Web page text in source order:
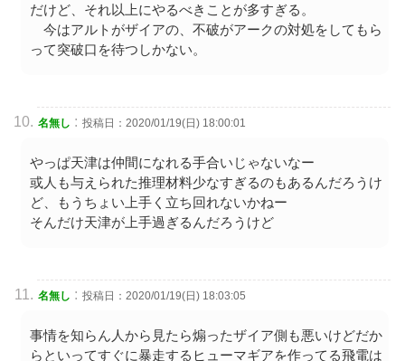
だけど、それ以上にやるべきことが多すぎる。
今はアルトがザイアの、不破がアークの対処をしてもら
って突破口を待つしかない。
名無し : 投稿日：2020/01/19(日) 18:00:01
やっぱ天津は仲間になれる手合いじゃないなー
或人も与えられた推理材料少なすぎるのもあるんだろうけ
ど、もうちょい上手く立ち回れないかねー
そんだけ天津が上手過ぎるんだろうけど
名無し : 投稿日：2020/01/19(日) 18:03:05
事情を知らん人から見たら煽ったザイア側も悪いけどだか
らといってすぐに暴走するヒューマギアを作ってる飛電は